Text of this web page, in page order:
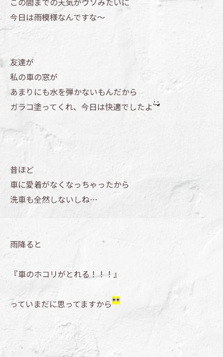
今日は雨模様なんですな～
友達が
私の車の窓が
あまりにも水を弾かないもんだから
ガラコ塗ってくれ、今日は快適でしたよ
昔ほど
車に愛着がなくなっちゃったから
洗車も全然しないしね…
雨降ると
『車のホコリがとれる！！！』
っていまだに思ってますから